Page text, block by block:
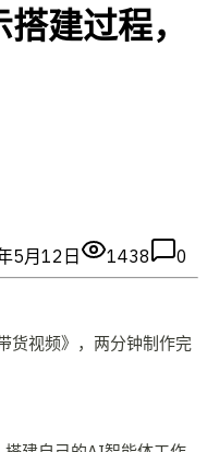
建过程，
5月12日 1438 0